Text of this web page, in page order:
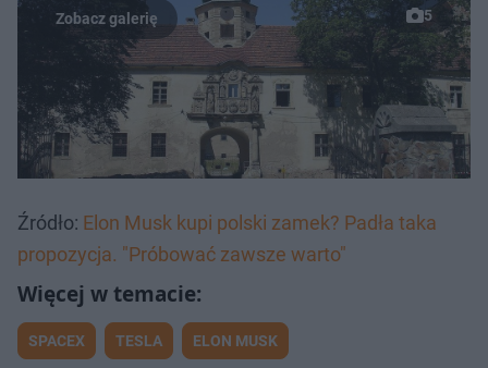
5
Źródło: Elon Musk kupi polski zamek? Padła taka
propozycja. "Próbować zawsze warto"
SPACEX TESLA ELON MUSK